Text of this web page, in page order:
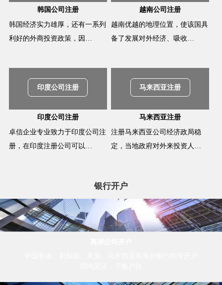
韩国公司注册
韩国经济实力雄厚，还有一系列
利好的外商投资政策，因…
越南公司注册
越南优越的地理位置，使该国具
备了发展对外经济、吸收…
印度公司注册
印度公司注册
卓信企业专业致力于印度公司注
册，在印度注册公司可以…
马来西亚注册
马来西亚注册
注册马来西亚公司经济政局稳
定，当地政府对外来投资人…
银行开户